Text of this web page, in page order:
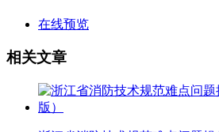
在线预览
相关文章